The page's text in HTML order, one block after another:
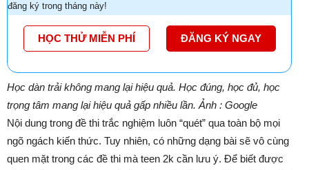
đăng ký trong tháng này!
HỌC THỬ MIỄN PHÍ ĐĂNG KÝ NGAY
Học dàn trải không mang lại hiệu quả. Học đúng, học đủ, học
trọng tâm mang lại hiệu quả gấp nhiều lần. Ảnh : Google
Nội dung trong đề thi trắc nghiệm luôn “quét” qua toàn bộ mọi
ngõ ngách kiến thức. Tuy nhiên, có những dạng bài sẽ vô cùng
quen mặt trong các đề thi mà teen 2k cần lưu ý. Để biết được